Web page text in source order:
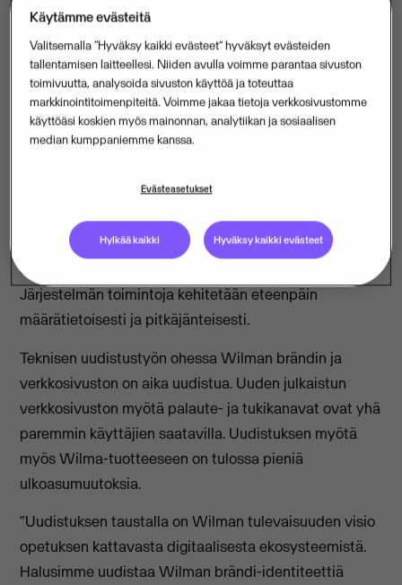
Opetusalan suunnannäyttäjänä Wilma on kuunnellut
käyttäjien tarpeita ja haluaa helpottaa käyttäjien
arkea nyt entistä enemmän parantamalla
löydettävyyttä.
Wilma on Suomen käytetyin yhteydenpitoväline kodin
vastaanottaa ja lähettää Wilma-viestejä melkein
päivittäin. Käyttäjäpalautteiden perusteella peräti 65
prosenttia Wilman käyttäjistä on tyytyväisiä tai
erittäin tyytyväisiä Wilmaan viestinnän välineenä.
Järjestelmän toimintoja kehitetään eteenpäin
määrätietoisesti ja pitkäjänteisesti.
Teknisen uudistustyön ohessa Wilman brändin ja
verkkosivuston on aika uudistua. Uuden julkaistun
verkkosivuston myötä palaute- ja tukikanavat ovat yhä
paremmin käyttäjien saatavilla. Uudistuksen myötä
myös Wilma-tuotteeseen on tulossa pieniä
ulkoasumuutoksia.
“Uudistuksen taustalla on Wilman tulevaisuuden visio
opetuksen kattavasta digitaalisesta ekosysteemistä.
Halusimme uudistaa Wilman brändi-identiteettiä
Käytämme evästeitä
Valitsemalla “Hyväksy kaikki evästeet” hyväksyt evästeiden
tallentamisen laitteellesi. Niiden avulla voimme parantaa sivuston
toimivuutta, analysoida sivuston käyttöä ja toteuttaa
markkinointitoimenpiteitä. Voimme jakaa tietoja verkkosivustomme
käyttöäsi koskien myös mainonnan, analytiikan ja sosiaalisen
median kumppaniemme kanssa.
Evästeasetukset
Hylkää kaikki Hyväksy kaikki evästeet